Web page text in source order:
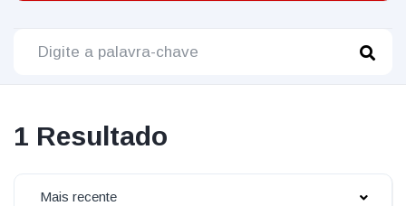
1 Resultado
Mais recente